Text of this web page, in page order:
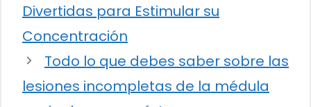
Divertidas para Estimular su
Concentración
Todo lo que debes saber sobre las
lesiones incompletas de la médula